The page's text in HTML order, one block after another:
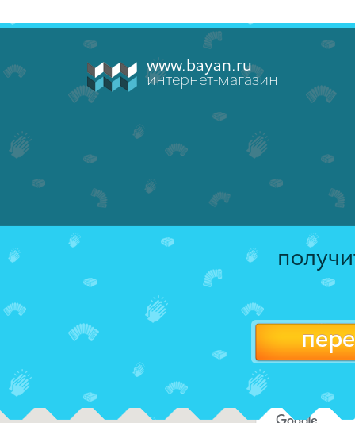
www.bayan.ru
интернет-магазин